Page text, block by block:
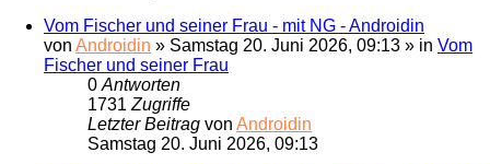
Vom Fischer und seiner Frau - mit NG - Androidin
von Androidin » Samstag 20. Juni 2026, 09:13 » in Vom
Fischer und seiner Frau
0Antworten
1731Zugriffe
Letzter Beitrag von Androidin
Samstag 20. Juni 2026, 09:13